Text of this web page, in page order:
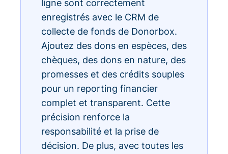
ligne sont correctement
enregistrés avec le CRM de
collecte de fonds de Donorbox.
Ajoutez des dons en espèces, des
chèques, des dons en nature, des
promesses et des crédits souples
pour un reporting financier
complet et transparent. Cette
précision renforce la
responsabilité et la prise de
décision. De plus, avec toutes les